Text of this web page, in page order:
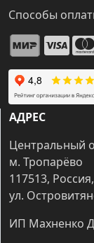
Способы
АДРЕС
Центральный
м. Тропарёво
117513,
ул.
ИП Махненко